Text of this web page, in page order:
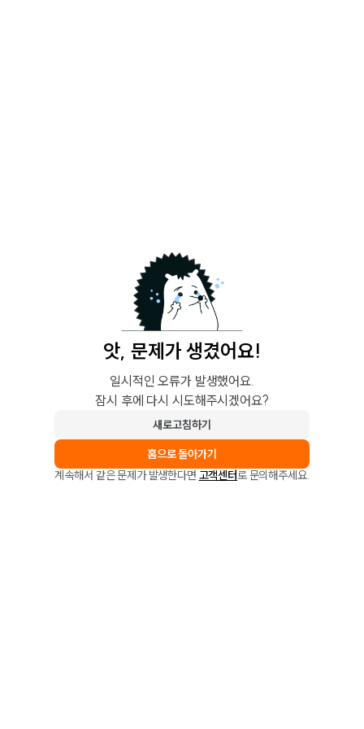
앗, 문제가 생겼어요!
일시적인 오류가 발생했어요.
잠시 후에 다시 시도해주시겠어요?
새로고침하기
홈으로 돌아가기
계속해서 같은 문제가 발생한다면 고객센터로 문의해주세요.